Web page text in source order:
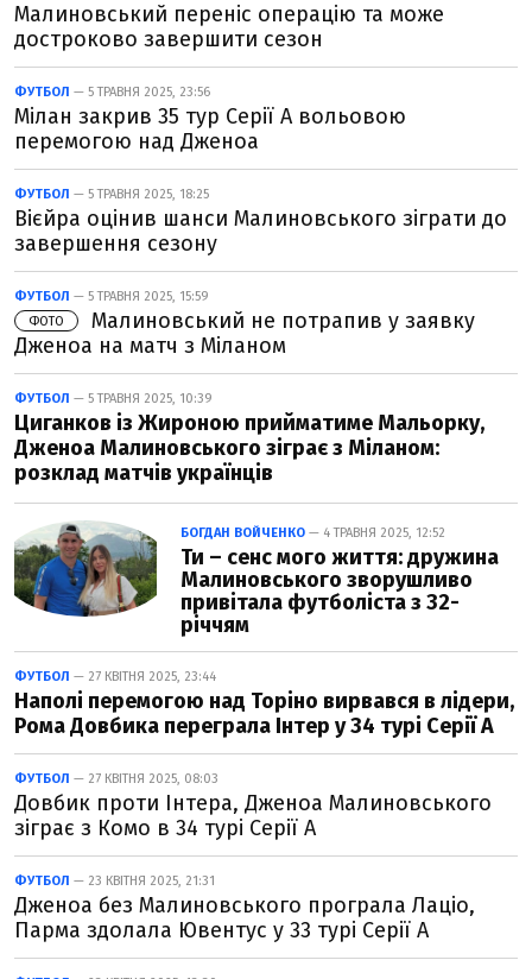
Малиновський переніс операцію та може
достроково завершити сезон
ФУТБОЛ — 5 ТРАВНЯ 2025, 23:56
Мілан закрив 35 тур Серії А вольовою
перемогою над Дженоа
ФУТБОЛ — 5 ТРАВНЯ 2025, 18:25
Вієйра оцінив шанси Малиновського зіграти до
завершення сезону
ФУТБОЛ — 5 ТРАВНЯ 2025, 15:59
ФОТО
Малиновський не потрапив у заявку
Дженоа на матч з Міланом
ФУТБОЛ — 5 ТРАВНЯ 2025, 10:39
Циганков із Жироною прийматиме Мальорку,
Дженоа Малиновського зіграє з Міланом:
розклад матчів українців
БОГДАН ВОЙЧЕНКО — 4 ТРАВНЯ 2025, 12:52
Ти – сенс мого життя: дружина
Малиновського зворушливо
привітала футболіста з 32-
річчям
ФУТБОЛ — 27 КВІТНЯ 2025, 23:44
Наполі перемогою над Торіно вирвався в лідери,
Рома Довбика переграла Інтер у 34 турі Серії А
ФУТБОЛ — 27 КВІТНЯ 2025, 08:03
Довбик проти Інтера, Дженоа Малиновського
зіграє з Комо в 34 турі Серії А
ФУТБОЛ — 23 КВІТНЯ 2025, 21:31
Дженоа без Малиновського програла Лаціо,
Парма здолала Ювентус у 33 турі Серії А